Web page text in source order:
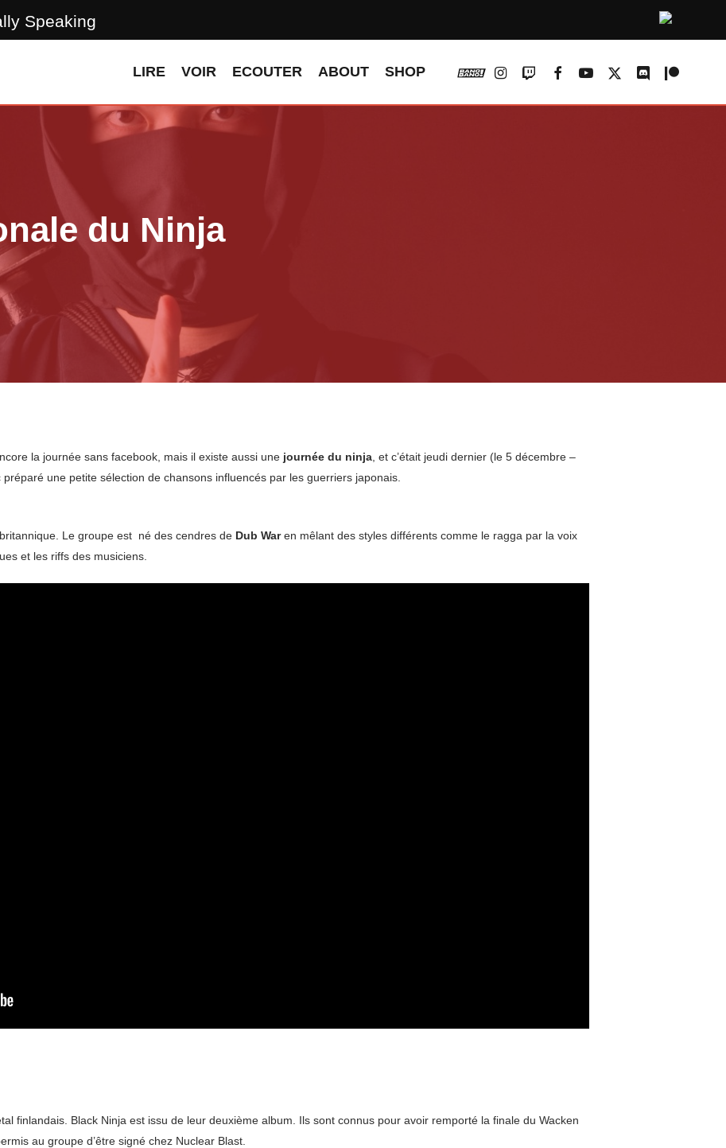
Speaking
LIRE VOIR ECOUTER ABOUT SHOP vk instagram
twitchfacebookyoutube
x-
discordpatreon
du Ninja
la journée sans facebook, mais il existe aussi une journée du ninja , et c’était jeudi dernier (le 5 décembre –
une petite sélection de chansons influencés par les guerriers japonais.
Le groupe est né des cendres de Dub Waren mêlant des styles différents comme le ragga par la voix
et les riffs des musiciens.
finlandais. Black Ninja est issu de leur deuxième album. Ils sont connus pour avoir remporté la finale du Wacken
au groupe d’être signé chez Nuclear Blast.